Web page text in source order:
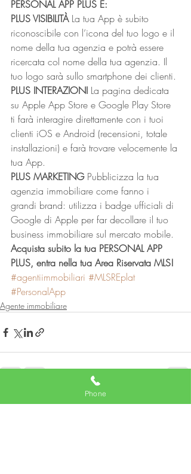
PERSONAL APP PLUS È:
PLUS VISIBILITÀ La tua App è subito
riconoscibile con l’icona del tuo logo e il
nome della tua agenzia e potrà essere
ricercata col nome della tua agenzia. Il
tuo logo sarà sullo smartphone dei clienti.
PLUS INTERAZIONI La pagina dedicata
su Apple App Store e Google Play Store
ti farà interagire direttamente con i tuoi
clienti iOS e Android (recensioni, totale
installazioni) e farà trovare velocemente la
tua App.
PLUS MARKETING Pubblicizza la tua
agenzia immobiliare come fanno i
grandi brand: utilizza i badge ufficiali di
Google di Apple per far decollare il tuo
business immobiliare sul mercato mobile.
Acquista subito la tua PERSONAL APP
PLUS, entra nella tua Area Riservata MLS!
#agentiimmobiliari #MLSREplat
#PersonalApp
Agente immobiliare
Post recenti
Phone